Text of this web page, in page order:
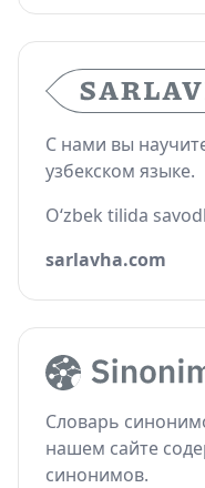
С нами вы
узбекском языке.
O‘zbek tilida
sarlavha.com
Словарь
нашем сайте
синонимов.